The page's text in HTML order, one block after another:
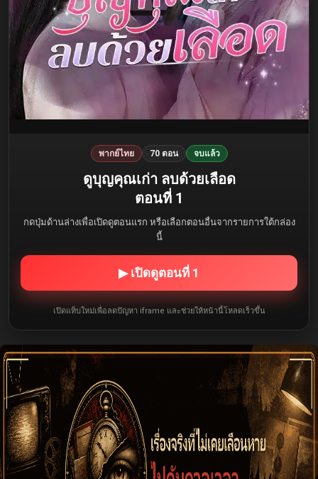
พากย์ไทย 70 ตอน จบแล้ว
ดูบุญคุณเก่า ลบด้วยเลือด
ตอนที่ 1
กดปุ่มด้านล่างเพื่อเปิดดูตอนแรก หรือเลือกตอนอื่นจากรายการใต้กล่อง
นี้
▶ เปิดดูตอนที่ 1
เปิดแท็บใหม่เพื่อลดปัญหา iframe และช่วยให้หน้านี้โหลดเร็วขึ้น